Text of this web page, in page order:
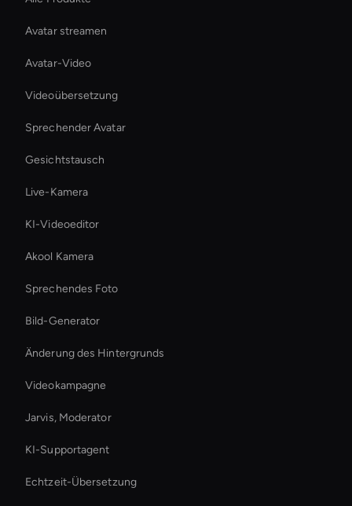
Avatar streamen
Avatar-Video
Videoübersetzung
Sprechender Avatar
Gesichtstausch
Live-Kamera
KI-Videoeditor
Akool Kamera
Sprechendes Foto
Bild-Generator
Änderung des Hintergrunds
Videokampagne
Jarvis, Moderator
KI-Supportagent
Echtzeit-Übersetzung